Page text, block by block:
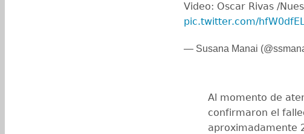
Video: Oscar Rivas /
pic.twitter.com/
— Susana Manai
Al momento de
confirmaron el
aproximadamente